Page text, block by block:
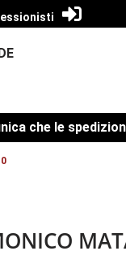
che le spedizioni